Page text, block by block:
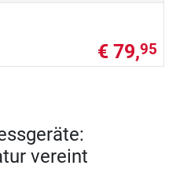
€ 79,95
vereint